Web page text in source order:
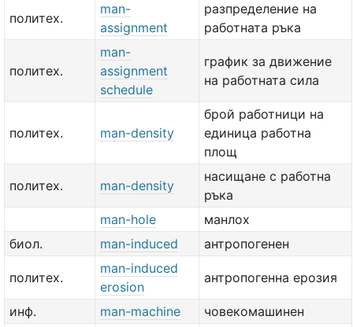
политех.
man-
assignment
разпределение на
работната ръка
политех.
man-
assignment
schedule
график за движение
на работната сила
политех. man-density
брой работници на
единица работна
площ
политех. man-density
насищане с работна
ръка
man-hole
манлох
биол.
man-induced антропогенен
политех.
man-induced
erosion
антропогенна ерозия
инф. man-machine човекомашинен